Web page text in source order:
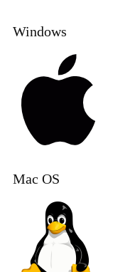
Windows
Mac OS